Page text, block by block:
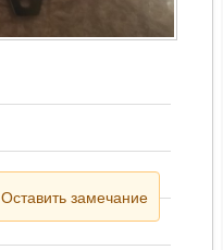
Оставить замечание